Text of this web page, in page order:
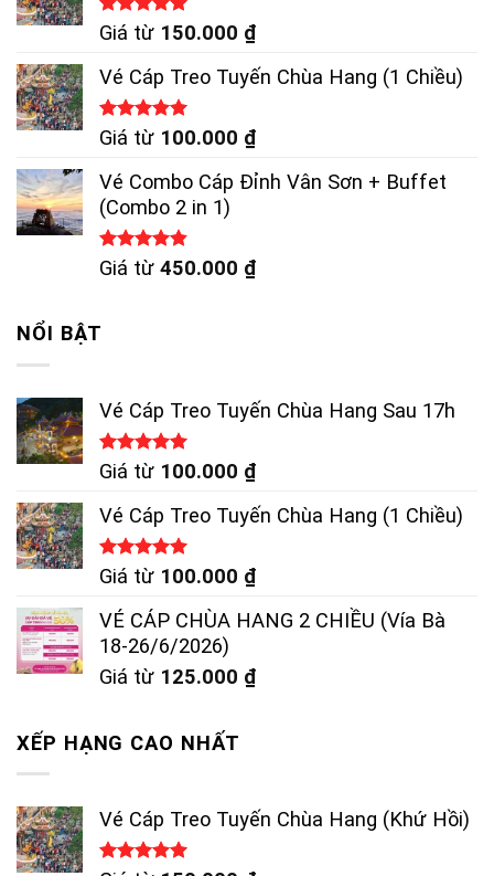
Được xếp
Giá từ 150.000 ₫
Vé Cáp Treo Tuyến Chùa Hang (1 Chiều)
Được xếp
Giá từ 100.000 ₫
Vé Combo Cáp Đỉnh Vân Sơn + Buffet
(Combo 2 in 1)
Được xếp
Giá từ 450.000 ₫
NỔI BẬT
Vé Cáp Treo Tuyến Chùa Hang Sau 17h
Được xếp
Giá từ 100.000 ₫
Vé Cáp Treo Tuyến Chùa Hang (1 Chiều)
Được xếp
5 sao
Giá từ 100.000 ₫
VÉ CÁP CHÙA HANG 2 CHIỀU (Vía Bà
18-26/6/2026)
Giá từ 125.000 ₫
XẾP HẠNG CAO NHẤT
Vé Cáp Treo Tuyến Chùa Hang (Khứ Hồi)